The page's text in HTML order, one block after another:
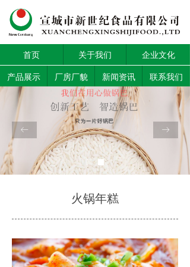
ꂃ ꁹ
首页 关于我们
企业文化
产品展示
厂房厂貌 新闻资讯 联系我们
火锅年糕